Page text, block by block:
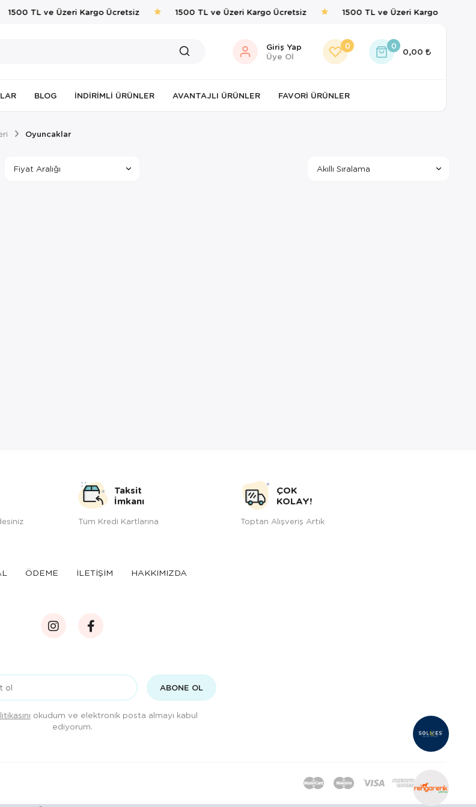
1500 TL ve Üzeri Kargo Ücretsiz 1500 TL ve Üzeri Kargo Ücretsiz 1500 TL ve Üzeri Kargo Ücretsiz
Giriş Yap
Üye Ol
0 0
0,00
BLOG İNDIRIMLI ÜRÜNLER AVANTAJLI ÜRÜNLER FAVORI ÜRÜNLER
Oyuncaklar
Fiyat Aralığı
Taksit
İmkanı
Tüm Kredi Kartlarına
ÇOK
KOLAY!
Toptan Alışveriş Artık
ÖDEME İLETİŞİM HAKKIMIZDA
ABONE OL
okudum ve elektronik posta almayı kabul
ediyorum.